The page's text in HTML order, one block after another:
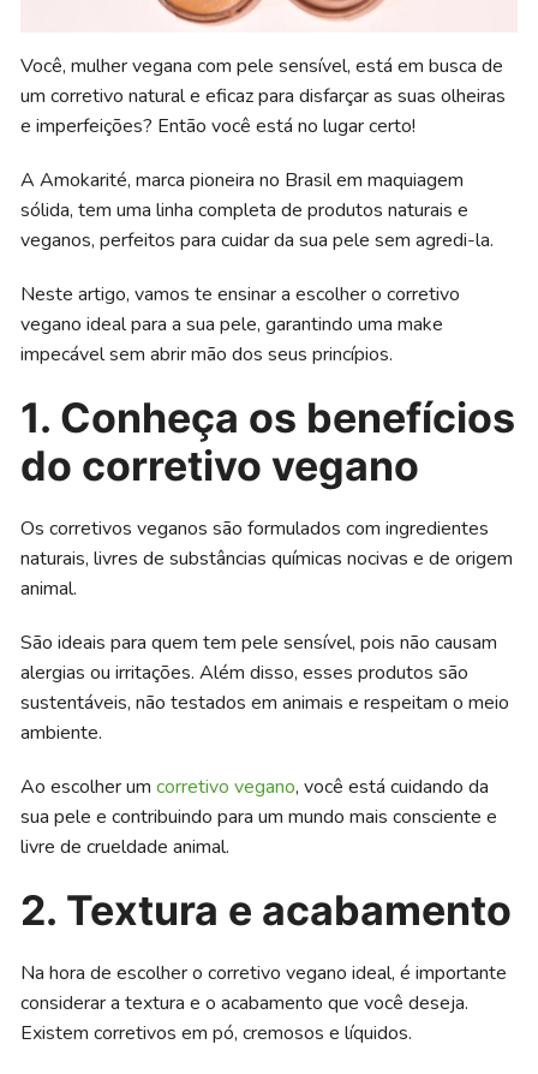
Você, mulher vegana com pele sensível, está em busca de
um corretivo natural e eficaz para disfarçar as suas olheiras
e imperfeições? Então você está no lugar certo!
A Amokarité, marca pioneira no Brasil em maquiagem
sólida, tem uma linha completa de produtos naturais e
veganos, perfeitos para cuidar da sua pele sem agredi-la.
Neste artigo, vamos te ensinar a escolher o corretivo
vegano ideal para a sua pele, garantindo uma make
impecável sem abrir mão dos seus princípios.
1. Conheça os benefícios
do corretivo vegano
Os corretivos veganos são formulados com ingredientes
naturais, livres de substâncias químicas nocivas e de origem
animal.
São ideais para quem tem pele sensível, pois não causam
alergias ou irritações. Além disso, esses produtos são
sustentáveis, não testados em animais e respeitam o meio
ambiente.
Ao escolher umcorretivo vegano, você está cuidando da
sua pele e contribuindo para um mundo mais consciente e
livre de crueldade animal.
2. Textura e acabamento
Na hora de escolher o corretivo vegano ideal, é importante
considerar a textura e o acabamento que você deseja.
Existem corretivos em pó, cremosos e líquidos.